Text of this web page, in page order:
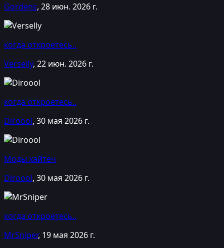
Gordens, 28 июн. 2026 г.
когда откроетесь..
Verselly, 22 июн. 2026 г.
когда откроетесь..
Diroool, 30 мая 2026 г.
Моды хайтеч
Diroool, 30 мая 2026 г.
когда откроетесь..
MrSniper, 19 мая 2026 г.